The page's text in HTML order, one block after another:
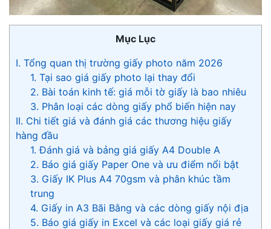
Mục Lục
I. Tổng quan thị trường giấy photo năm 2026
1. Tại sao giá giấy photo lại thay đổi
2. Bài toán kinh tế: giá mỗi tờ giấy là bao nhiêu
3. Phân loại các dòng giấy phổ biến hiện nay
II. Chi tiết giá và đánh giá các thương hiệu giấy
hàng đầu
1. Đánh giá và bảng giá giấy A4 Double A
2. Báo giá giấy Paper One và ưu điểm nổi bật
3. Giấy IK Plus A4 70gsm và phân khúc tầm
trung
4. Giấy in A3 Bãi Bằng và các dòng giấy nội địa
5. Báo giá giấy in Excel và các loại giấy giá rẻ